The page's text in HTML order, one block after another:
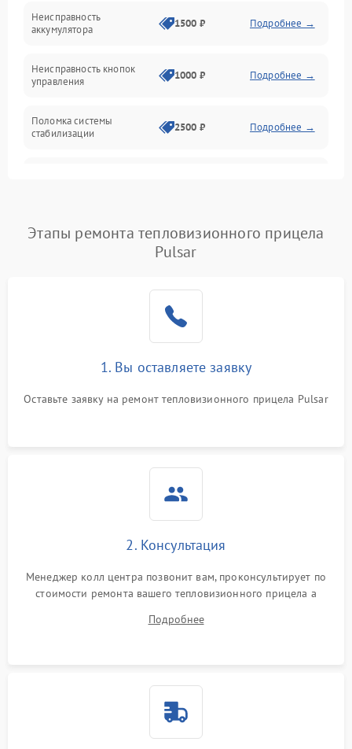
Неисправность
аккумулятора
1500 ₽ Подробнее →
Неисправность кнопок
управления
1000 ₽ Подробнее →
Поломка системы
стабилизации
2500 ₽ Подробнее →
Неисправность системы
Wi-Fi
1500 ₽ Подробнее →
1500 ₽
Неисправность системы
1500 ₽
1500 ₽
Неисправность системы
1500 ₽
Этапы ремонта тепловизионного прицела
Pulsar
1. Вы оставляете заявку
Оставьте заявку на ремонт тепловизионного прицела Pulsar
2. Консультация
Менеджер колл центра позвонит вам, проконсультирует по
стоимости ремонта вашего тепловизионного прицела а
Подробнее